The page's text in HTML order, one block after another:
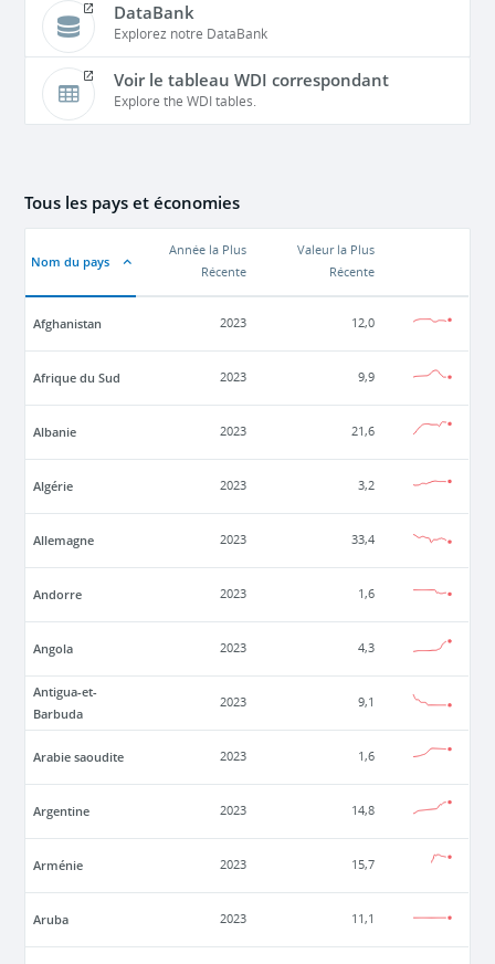
DataBank
Explorez notre DataBank
Voir le tableau WDI correspondant
Explore the WDI tables.
Tous les pays et économies
Nom du pays
Année la Plus
Récente
Valeur la Plus
Récente
Afghanistan 2023 12,0
Afrique du Sud 2023 9,9
Albanie 2023 21,6
Algérie 2023 3,2
Allemagne 2023 33,4
Andorre 2023 1,6
Angola 2023 4,3
Antigua-et-
Barbuda
2023 9,1
Arabie saoudite 2023 1,6
Argentine 2023 14,8
Arménie 2023 15,7
Aruba 2023 11,1